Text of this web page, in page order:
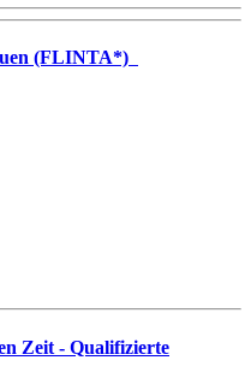
(FLINTA*)
Zeit - Qualifizierte